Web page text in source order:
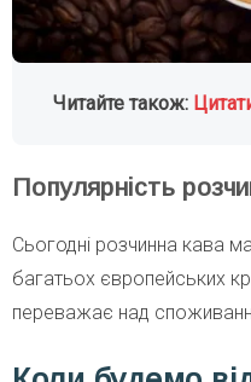
Читайте також:
Популярність
Сьогодні розчинна кава
багатьох європейських
переважає над